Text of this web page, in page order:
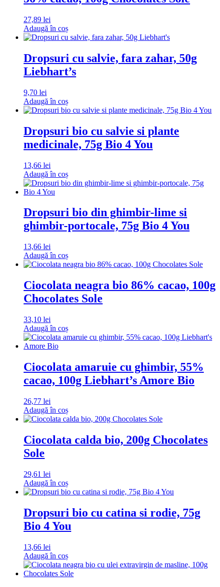
27,89 lei
Adaugă în coș
Dropsuri cu salvie, fara zahar, 50g
Liebhart’s
9,70 lei
Adaugă în coș
Dropsuri bio cu salvie si plante
medicinale, 75g Bio 4 You
13,66 lei
Adaugă în coș
Dropsuri bio din ghimbir-lime si
ghimbir-portocale, 75g Bio 4 You
13,66 lei
Adaugă în coș
Ciocolata neagra bio 86% cacao, 100g
Chocolates Sole
33,10 lei
Adaugă în coș
Ciocolata amaruie cu ghimbir, 55%
cacao, 100g Liebhart’s Amore Bio
26,77 lei
Adaugă în coș
Ciocolata calda bio, 200g Chocolates
Sole
29,61 lei
Adaugă în coș
Dropsuri bio cu catina si rodie, 75g
Bio 4 You
13,66 lei
Adaugă în coș